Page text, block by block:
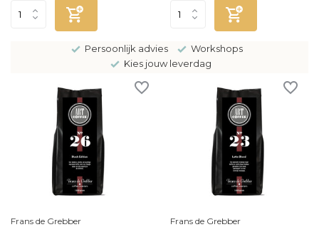
Persoonlijk advies
Workshops
Kies jouw leverdag
Frans de Grebber Frans de Grebber